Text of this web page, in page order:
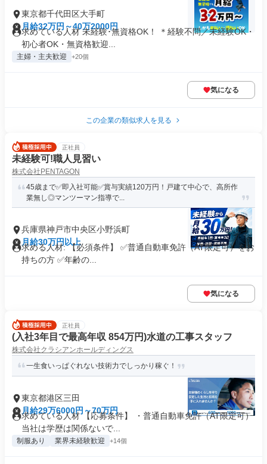
東京都千代田区大手町
月給32万円～40万2000円
求めている人材 未経験･無資格OK！ ＊経験不問／未経験OK・
初心者OK・無資格歓迎...
主婦・主夫歓迎 +20個
気になる
この企業の類似求人を見る
正社員
未経験可!職人見習い
株式会社PENTAGON
45歳まで✅即入社可能✅賞与実績120万円！戸建て中心で、高所作
業無し◎マンツーマン指導で...
兵庫県神戸市中央区小野浜町
月給30万円以上
求める人材: 【必須条件】 ✅️普通自動車免許（AT限定可）をお
持ちの方 ✅️年齢の...
気になる
正社員
(入社3年目で最高年収 854万円)水道の工事スタッフ
株式会社クラシアンホールディングス
一生食いっぱぐれない技術力でしっかり稼ぐ！
東京都港区三田
月給29万6000円～70万円
求めている人材 【応募条件】 ・普通自動車免許（AT限定可）
当社は学歴は関係ないで...
制服あり 業界未経験歓迎 +14個